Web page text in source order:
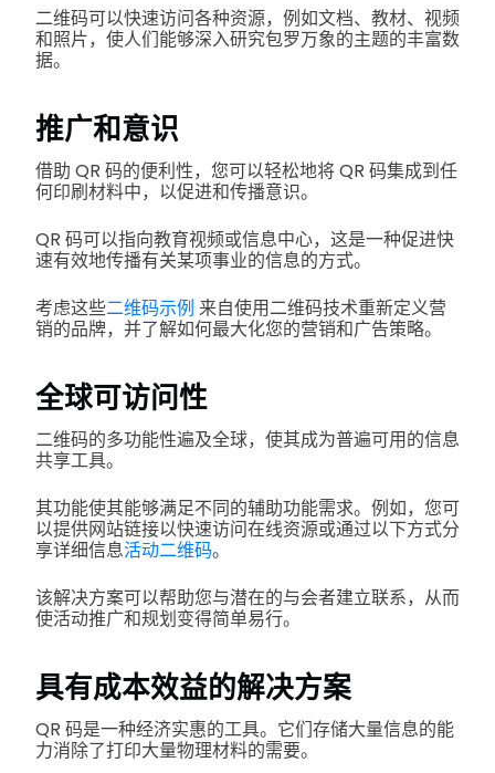
二维码可以快速访问各种资源，例如文档、教材、视频
和照片，使人们能够深入研究包罗万象的主题的丰富数
据。
推广和意识
借助 QR 码的便利性，您可以轻松地将 QR 码集成到任
何印刷材料中，以促进和传播意识。
QR 码可以指向教育视频或信息中心，这是一种促进快
速有效地传播有关某项事业的信息的方式。
考虑这些二维码示例 来自使用二维码技术重新定义营
销的品牌，并了解如何最大化您的营销和广告策略。
全球可访问性
二维码的多功能性遍及全球，使其成为普遍可用的信息
共享工具。
其功能使其能够满足不同的辅助功能需求。例如，您可
以提供网站链接以快速访问在线资源或通过以下方式分
享详细信息活动二维码。
该解决方案可以帮助您与潜在的与会者建立联系，从而
使活动推广和规划变得简单易行。
具有成本效益的解决方案
QR 码是一种经济实惠的工具。它们存储大量信息的能
力消除了打印大量物理材料的需要。